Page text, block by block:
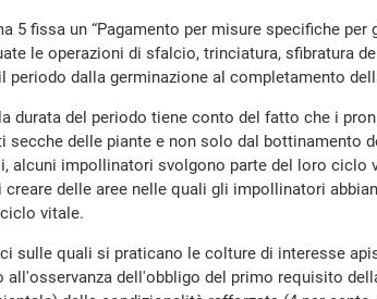
5 fissa un “Pagamento per misure specifiche per
le operazioni di sfalcio, trinciatura, sfibratura
periodo dalla germinazione al completamento
durata del periodo tiene conto del fatto che i
secche delle piante e non solo dal bottinamento
alcuni impollinatori svolgono parte del loro ciclo
delle aree nelle quali gli impollinatori
vitale.
sulle quali si praticano le colture di interesse
dell'obbligo del primo requisito